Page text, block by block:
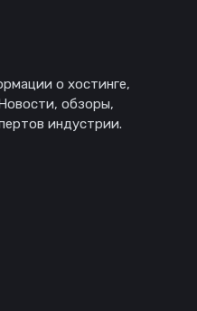
о хостинге,
обзоры,
индустрии.